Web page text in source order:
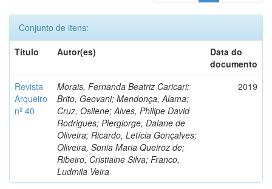
Conjunto de itens:
Título
Autor(es)
Data do
documento
Revista
Arqueiro
nº 40
Morais, Fernanda Beatriz Caricari;
Brito, Geovani; Mendonça, Alama;
Cruz, Osilene; Alves, Philipe David
Rodrigues; Piergiorge, Daiane de
Oliveira; Ricardo, Letícia Gonçalves;
Oliveira, Sonia Maria Queiroz de;
Ribeiro, Cristiaine Silva; Franco,
Ludmila Veira
2019